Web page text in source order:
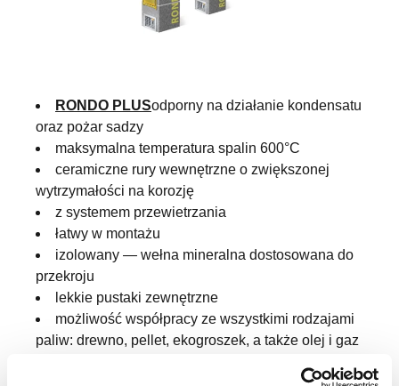
RONDO PLUSodporny na działanie kondensatu
oraz pożar sadzy
maksymalna temperatura spalin 600°C
ceramiczne rury wewnętrzne o zwiększonej
wytrzymałości na korozję
z systemem przewietrzania
łatwy w montażu
izolowany — wełna mineralna dostosowana do
przekroju
lekkie pustaki zewnętrzne
możliwość współpracy ze wszystkimi rodzajami
paliw: drewno, pellet, ekogroszek, a także olej i gaz
możliwość zastosowania przyłącza spalin 45°